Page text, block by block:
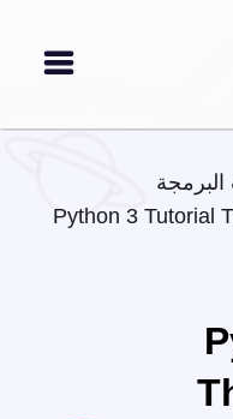
البرمجة
Python 3 Tutorial